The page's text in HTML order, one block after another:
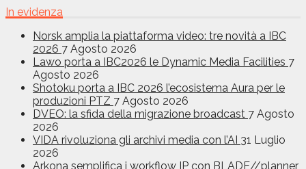
In evidenza
Norsk amplia la piattaforma video: tre novità a IBC
2026 7 Agosto 2026
Lawo porta a IBC2026 le Dynamic Media Facilities 7
Agosto 2026
Shotoku porta a IBC 2026 l’ecosistema Aura per le
produzioni PTZ 7 Agosto 2026
DVEO: la sfida della migrazione broadcast 7 Agosto
2026
VIDA rivoluziona gli archivi media con l’AI 31 Luglio
2026
Arkona semplifica i workflow IP con BLADE//planner